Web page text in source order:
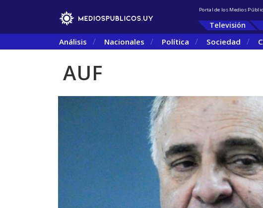
Portal de los Medios
Televisión
Análisis Nacionales Política Sociedad
AUF